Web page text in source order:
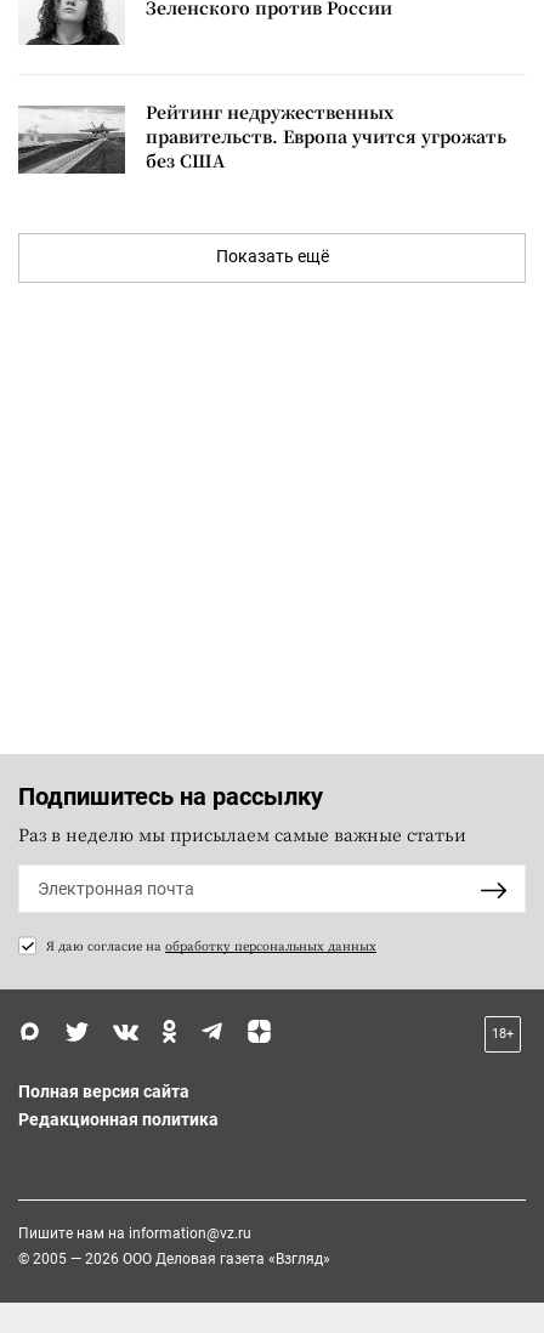
Зеленского против России
Рейтинг недружественных
правительств. Европа учится угрожать
без США
Показать ещё
Подпишитесь на рассылку
Раз в неделю мы присылаем самые важные статьи
Я даю согласие на обработку персональных данных
18+
Полная версия сайта
Редакционная политика
Пишите нам на information@vz.ru
© 2005 — 2026 ООО Деловая газета «Взгляд»